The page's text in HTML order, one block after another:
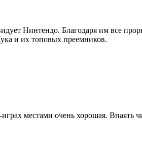
Нинтендо. Благодаря им все
и их топовых преемников.
местами очень хорошая. Впаять